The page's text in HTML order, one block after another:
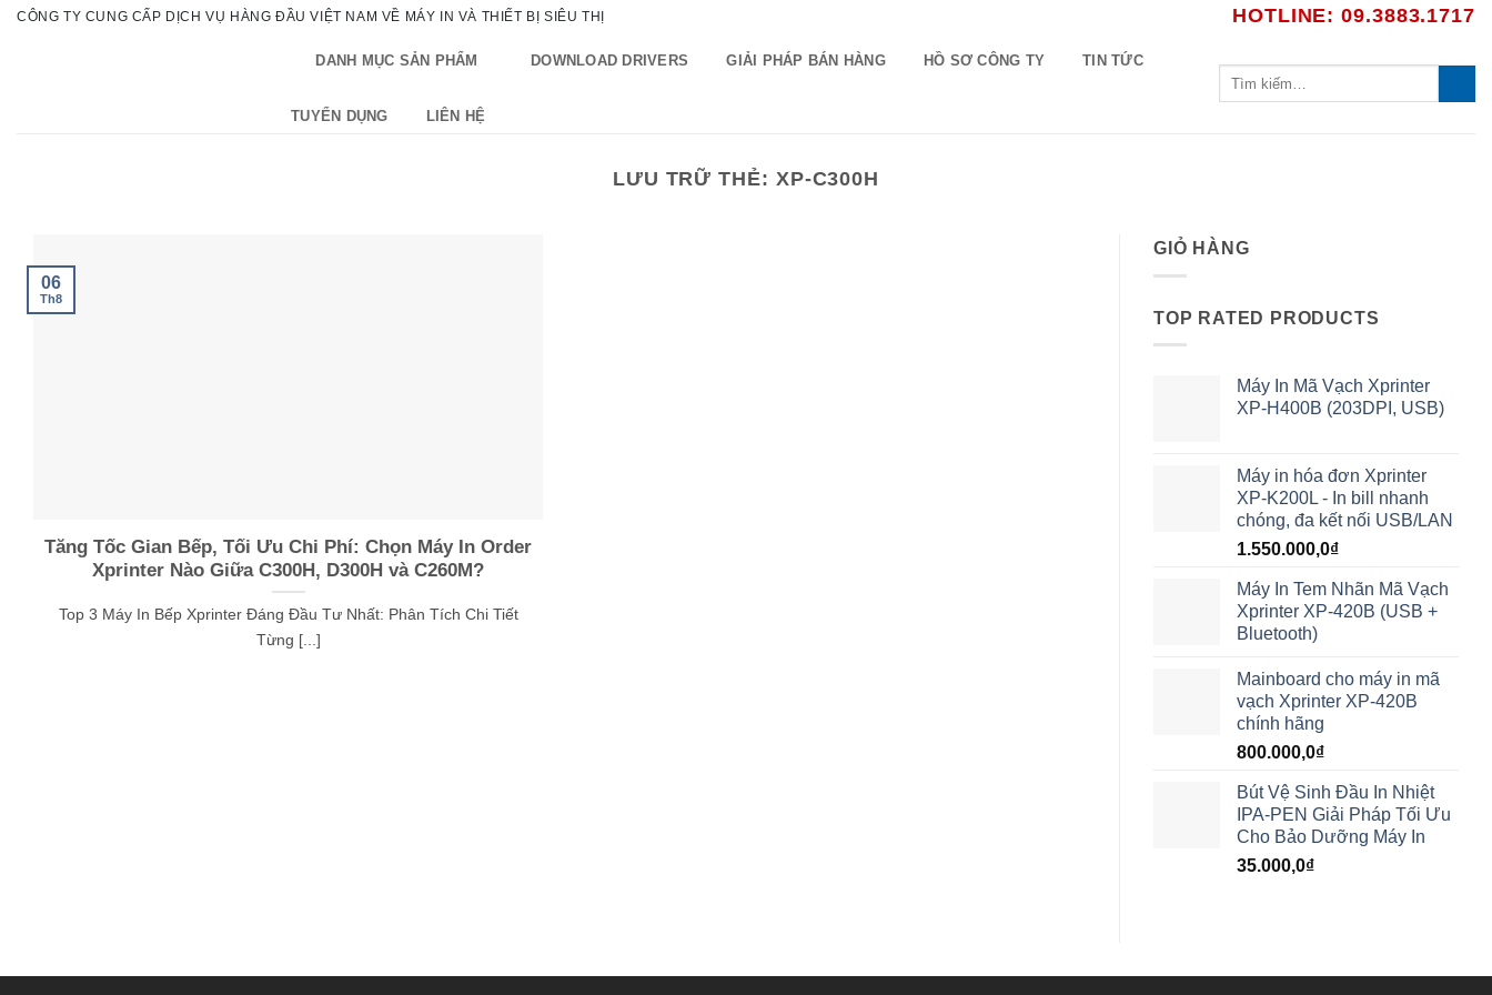
BỏCÔNG TY CUNG CẤP DỊCH VỤ HÀNG ĐẦU VIỆT NAM VỀ MÁY IN VÀ THIẾT BỊ SIÊU THỊ HOTLINE: 09.3883.1717
DANH MỤC SẢN PHẨM DOWNLOAD DRIVERS GIẢI PHÁP BÁN HÀNG HỒ SƠ CÔNG TY TIN TỨC
TUYỂN DỤNG LIÊN HỆ
LƯU TRỮ THẺ: XP-C300H
Tăng Tốc Gian Bếp, Tối Ưu Chi Phí: Chọn Máy In Order
Xprinter Nào Giữa C300H, D300H và C260M?
Top 3 Máy In Bếp Xprinter Đáng Đầu Tư Nhất: Phân Tích Chi Tiết
Từng [...]
06
Th8
GIỎ HÀNG
TOP RATED PRODUCTS
Máy In Mã Vạch Xprinter
XP-H400B (203DPI, USB)
Máy in hóa đơn Xprinter
XP-K200L - In bill nhanh
chóng, đa kết nối USB/LAN
1.550.000,0₫
Máy In Tem Nhãn Mã Vạch
Xprinter XP-420B (USB +
Bluetooth)
Mainboard cho máy in mã
vạch Xprinter XP-420B
chính hãng
800.000,0₫
Bút Vệ Sinh Đầu In Nhiệt
IPA-PEN Giải Pháp Tối Ưu
Cho Bảo Dưỡng Máy In
35.000,0₫